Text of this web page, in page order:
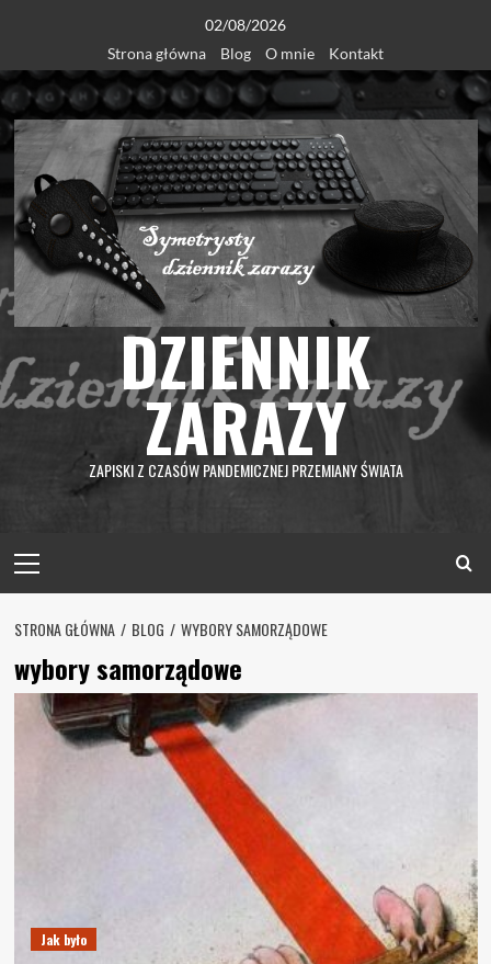
content
02/08/2026
Strona główna
Blog O mnie Kontakt
DZIENNIK
ZARAZY
ZAPISKI Z CZASÓW PANDEMICZNEJ PRZEMIANY ŚWIATA
Menu
STRONA GŁÓWNA BLOG WYBORY SAMORZĄDOWE
wybory samorządowe
Jak było